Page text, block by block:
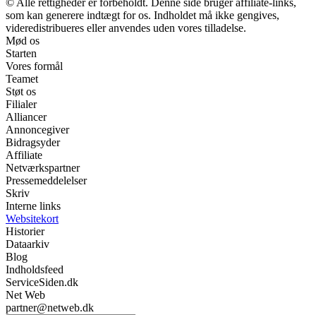
© Alle rettigheder er forbeholdt. Denne side bruger affiliate-links,
som kan generere indtægt for os. Indholdet må ikke gengives,
videredistribueres eller anvendes uden vores tilladelse.
Mød os
Starten
Vores formål
Teamet
Støt os
Filialer
Alliancer
Annoncegiver
Bidragsyder
Affiliate
Netværkspartner
Pressemeddelelser
Skriv
Interne links
Websitekort
Historier
Dataarkiv
Blog
Indholdsfeed
ServiceSiden.dk
Net Web
partner@netweb.dk